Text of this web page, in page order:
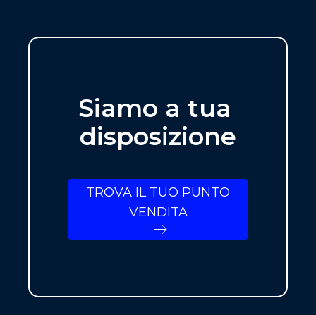
Siamo a tua
disposizione
TROVA IL TUO PUNTO
VENDITA